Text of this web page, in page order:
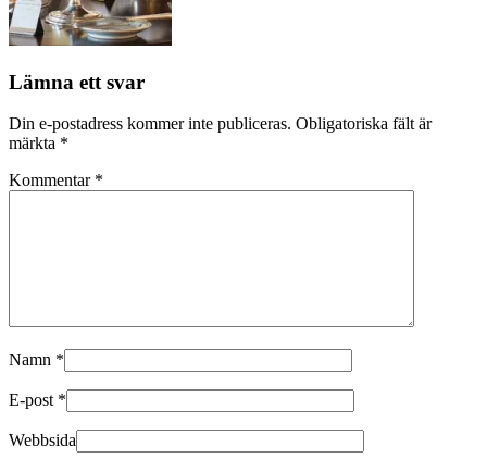
Lämna ett svar
Din e-postadress kommer inte publiceras. Obligatoriska fält är
märkta *
Kommentar *
Namn *
E-post *
Webbsida